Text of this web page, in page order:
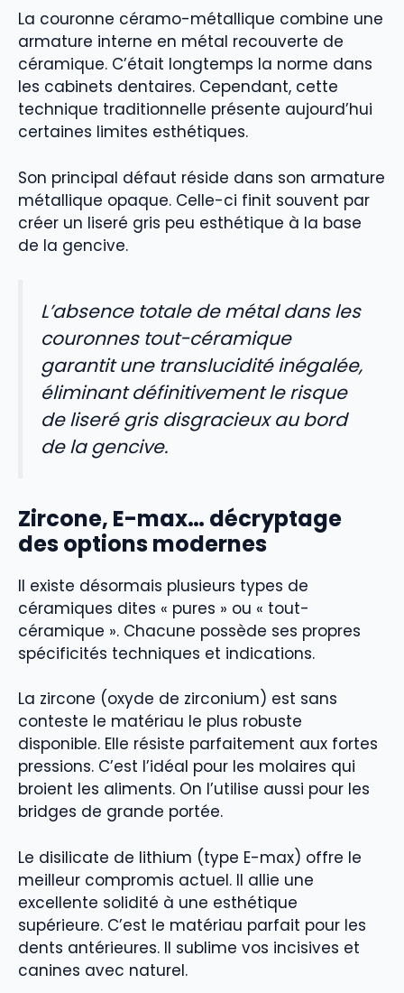
La couronne céramo-métallique combine une
armature interne en métal recouverte de
céramique. C’était longtemps la norme dans
les cabinets dentaires. Cependant, cette
technique traditionnelle présente aujourd’hui
certaines limites esthétiques.
Son principal défaut réside dans son armature
métallique opaque. Celle-ci finit souvent par
créer un liseré gris peu esthétique à la base
de la gencive.
L’absence totale de métal dans les
couronnes tout-céramique
garantit une translucidité inégalée,
éliminant définitivement le risque
de liseré gris disgracieux au bord
de la gencive.
Zircone, E-max… décryptage
des options modernes
Il existe désormais plusieurs types de
céramiques dites « pures » ou « tout-
céramique ». Chacune possède ses propres
spécificités techniques et indications.
La zircone (oxyde de zirconium) est sans
conteste le matériau le plus robuste
disponible. Elle résiste parfaitement aux fortes
pressions. C’est l’idéal pour les molaires qui
broient les aliments. On l’utilise aussi pour les
bridges de grande portée.
Le disilicate de lithium (type E-max) offre le
meilleur compromis actuel. Il allie une
excellente solidité à une esthétique
supérieure. C’est le matériau parfait pour les
dents antérieures. Il sublime vos incisives et
canines avec naturel.